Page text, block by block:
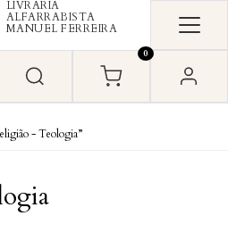
LIVRARIA
ALFARRABISTA
MANUEL FERREIRA
0
- Teologia”